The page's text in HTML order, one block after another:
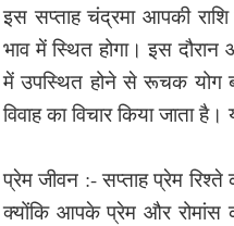
इस सप्ताह चंद्रमा आपकी
भाव में स्थित होगा। इस
में उपस्थित होने से रूचक योग
विवाह का विचार किया जाता है।
प्रेम जीवन :- सप्ताह प्रेम
क्योंकि आपके प्रेम और रोमांस